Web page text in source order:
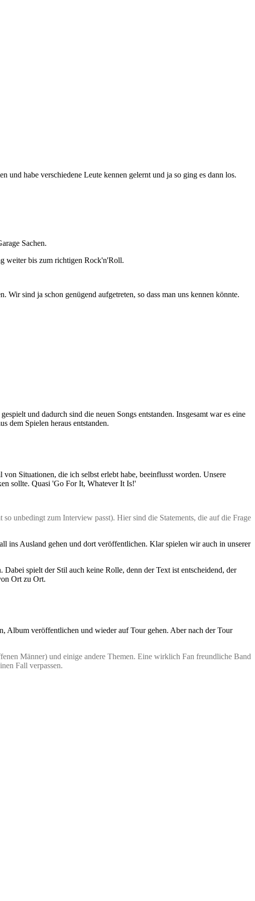
habe verschiedene Leute kennen gelernt und ja so ging es dann los.
Sachen.
weiter bis zum richtigen Rock'n'Roll.
sind ja schon genügend aufgetreten, so dass man uns kennen könnte.
und dadurch sind die neuen Songs entstanden. Insgesamt war es eine
dem Spielen heraus entstanden.
Situationen, die ich selbst erlebt habe, beeinflusst worden. Unsere
sollte. Quasi 'Go For It, Whatever It Is!'
unbedingt zum Interview passt). Hier sind die Statements, die auf die Frage
ins Ausland gehen und dort veröffentlichen. Klar spielen wir auch in unserer
spielt der Stil auch keine Rolle, denn der Text ist entscheidend, der
Ort zu Ort.
Album veröffentlichen und wieder auf Tour gehen. Aber nach der Tour
Männer) und einige andere Themen. Eine wirklich Fan freundliche Band
Fall verpassen.